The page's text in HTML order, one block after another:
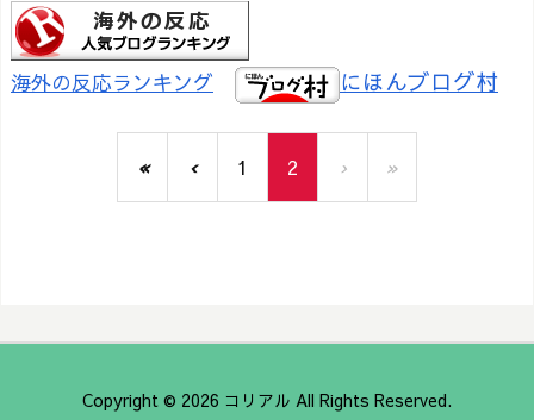
海外の反応ランキング にほんブログ村
« ‹ 1 2 › »
Copyright © 2026 コリアル All Rights Reserved.